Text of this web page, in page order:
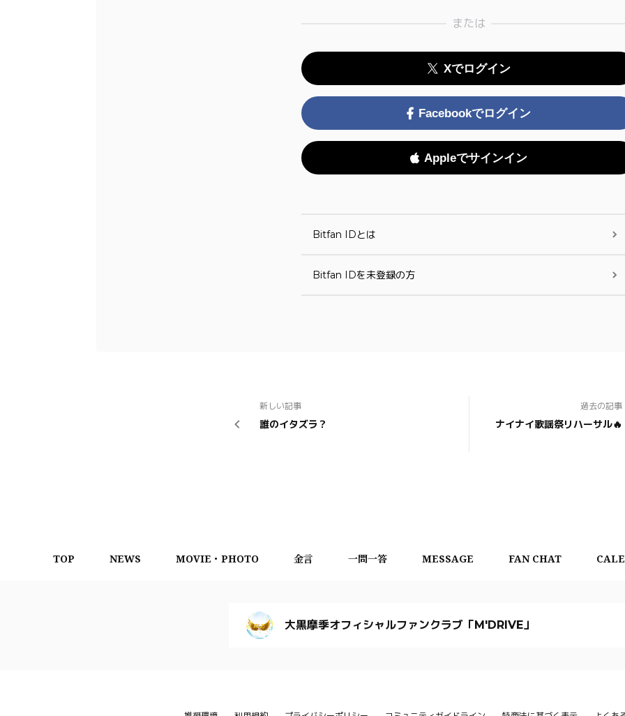
または
Xでログイン
Facebookでログイン
Appleでサインイン
Bitfan IDとは
Bitfan IDを未登録の方
新しい記事
誰のイタズラ？
過去の記事
ナイナイ歌謡祭リハーサル🔥
TOP NEWS MOVIE・PHOTO 金言 一問一答 MESSAGE FAN CHAT
大黒摩季オフィシャルファンクラブ「M'DRIVE」